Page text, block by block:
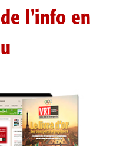
l'info en